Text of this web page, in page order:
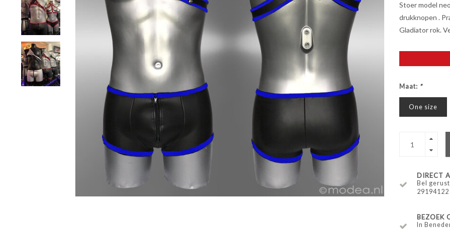
Stoer model
drukknopen .
Gladiator rok.
Maat: *
One size
DIRECT
Bel
29194122
BEZOEK
In